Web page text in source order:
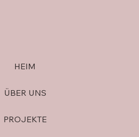
HEIM
ÜBER UNS
PROJEKTE